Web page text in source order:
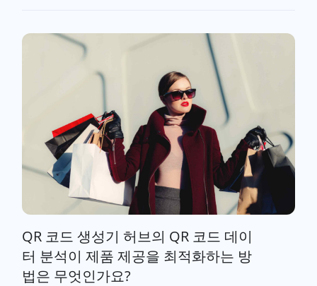
QR 코드 생성기 허브의 QR 코드 데이
터 분석이 제품 제공을 최적화하는 방
법은 무엇인가요?